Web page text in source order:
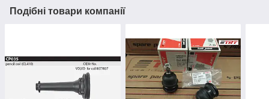
Подібні товари компанії